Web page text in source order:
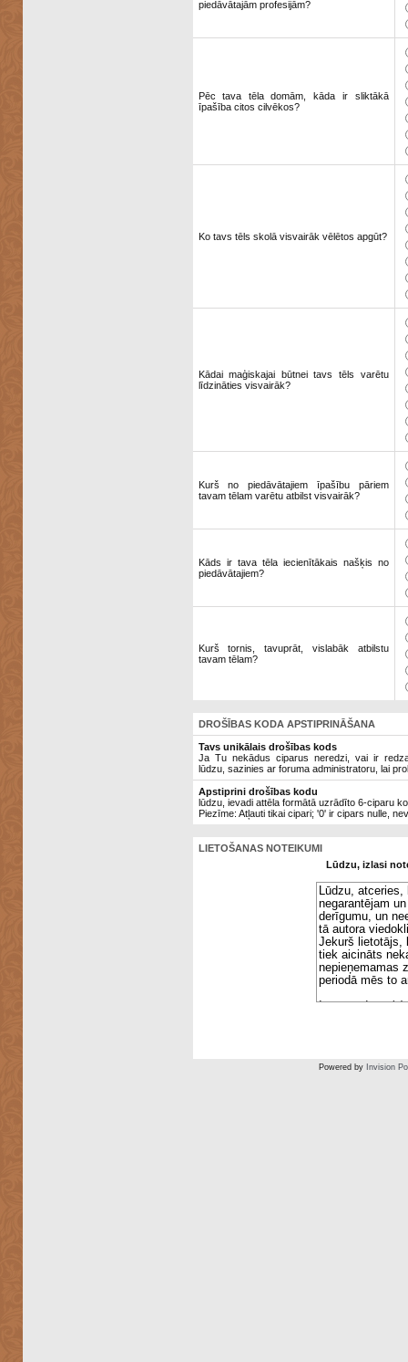
piedāvātajām profesijām?
Pēc tava tēla domām, kāda ir sliktākā
īpašība citos cilvēkos?
Ko tavs tēls skolā visvairāk vēlētos apgūt?
Kādai maģiskajai būtnei tavs tēls varētu
līdzināties visvairāk?
Kurš no piedāvātajiem īpašību pāriem
tavam tēlam varētu atbilst visvairāk?
Kāds ir tava tēla iecienītākais našķis no
piedāvātajiem?
Kurš tornis, tavuprāt, vislabāk atbilstu
tavam tēlam?
DROŠĪBAS KODA APSTIPRINĀŠANA
Tavs unikālais drošības kods
Ja Tu nekādus ciparus neredzi, vai ir
lūdzu, sazinies ar foruma administratoru, lai
Apstiprini drošības kodu
lūdzu, ievadi attēla formātā uzrādīto 6-ciparu
Piezīme: Atļauti tikai cipari; '0' ir cipars nulle,
LIETOŠANAS NOTEIKUMI
Lūdzu, izlasi
Powered by Invision